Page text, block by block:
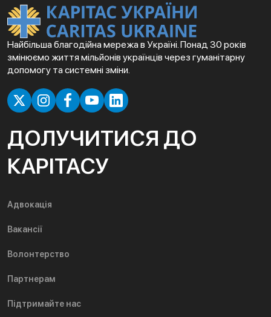
Найбільша благодійна мережа в Україні. Понад 30 років
змінюємо життя мільйонів українців через гуманітарну
допомогу та системні зміни.
ДОЛУЧИТИСЯ ДО
КАРІТАСУ
Адвокація
Вакансії
Волонтерство
Партнерам
Підтримайте нас